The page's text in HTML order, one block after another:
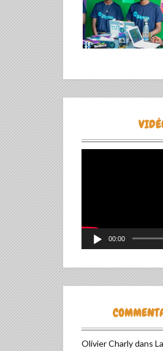
00:00
Olivier Charlydans